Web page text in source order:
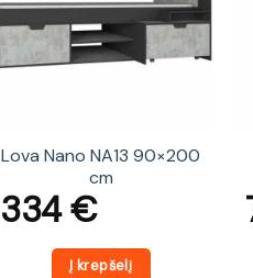
Lova Nano NA13 90×200
cm
334€
Į krepšelį